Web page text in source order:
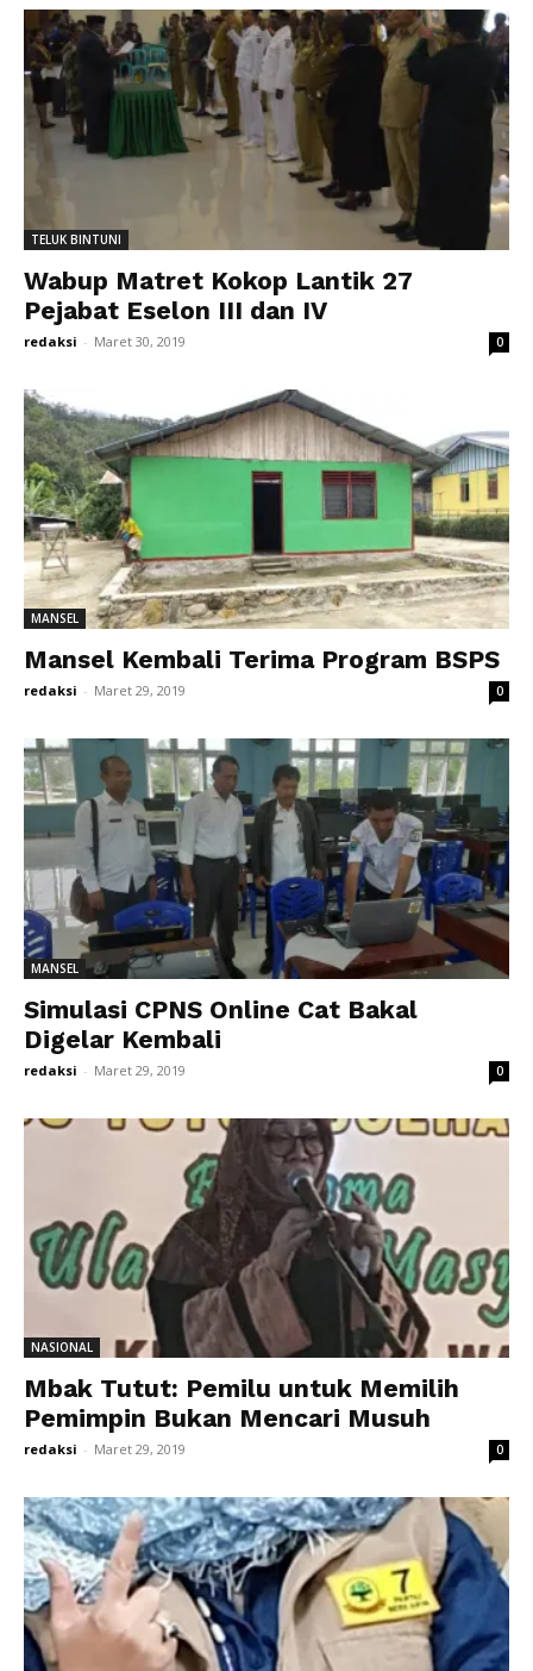
TELUK BINTUNI
Wabup Matret Kokop Lantik 27
Pejabat Eselon III dan IV
redaksi - Maret 30, 2019 0
MANSEL
Mansel Kembali Terima Program BSPS
redaksi - Maret 29, 2019 0
MANSEL
Simulasi CPNS Online Cat Bakal
Digelar Kembali
redaksi - Maret 29, 2019 0
NASIONAL
Mbak Tutut: Pemilu untuk Memilih
Pemimpin Bukan Mencari Musuh
redaksi - Maret 29, 2019 0